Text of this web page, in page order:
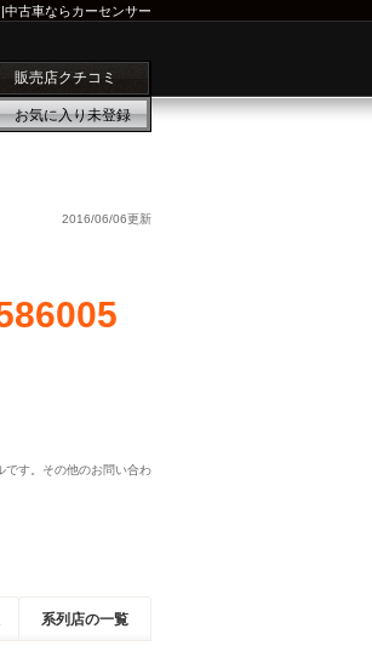
|中古車ならカーセンサー
販売店クチコミ
お気に入り未登録
2016/06/06更新
す。その他のお問い合わ
系列店の一覧